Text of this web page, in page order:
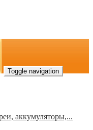
Toggle navigation
аккумуляторы,...